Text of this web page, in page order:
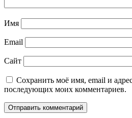
Имя
Email
Сайт
Сохранить моё имя, email и
последующих моих комментариев.